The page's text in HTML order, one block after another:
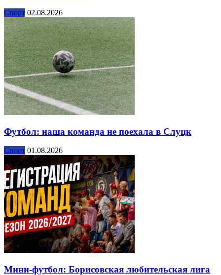
Спорт 02.08.2026
Футбол: наша команда не поехала в Слуцк
Спорт 01.08.2026
Мини-футбол: Борисовская любительская лига